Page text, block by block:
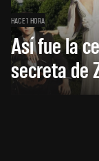
HACE 1 HORA
Así fue la
secreta de